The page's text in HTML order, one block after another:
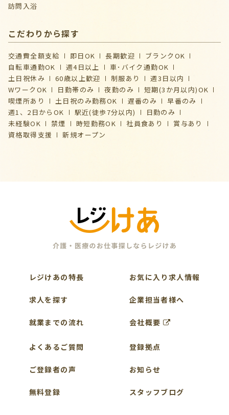
訪問入浴
こだわりから探す
交通費全額支給 即日OK 長期歓迎
ブランクOK
自転車通勤OK
週4日以上
車･バイク通勤OK
土日祝休み
60歳以上歓迎 制服あり
週3日以内
WワークOK
日勤帯のみ 夜勤のみ
短期(3か月以内)OK
喫煙所あり
土日祝のみ勤務OK 遅番のみ
早番のみ
週1、2日からOK
駅近(徒歩7分以内)
日勤のみ
未経験OK
禁煙 時短勤務OK 社員食あり
賞与あり
資格取得支援
新規オープン
レジけあの特長
求人を探す
就業までの流れ
よくあるご質問
ご登録者の声
無料登録
お気に入り求人情報
企業担当者様へ
会社概要
登録拠点
お知らせ
スタッフブログ